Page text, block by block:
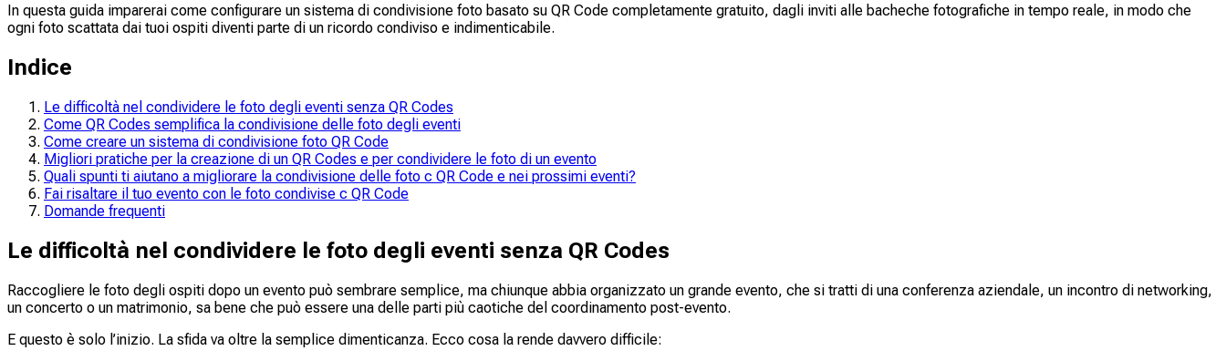
In questa guida imparerai come configurare un sistema di condivisione foto basato su QR Code completamente gratuito, dagli inviti alle bacheche fotografiche in tempo reale, in modo che
ogni foto scattata dai tuoi ospiti diventi parte di un ricordo condiviso e indimenticabile.
Indice
Le difficoltà nel condividere le foto degli eventi senza QR Codes
Come QR Codes semplifica la condivisione delle foto degli eventi
Come creare un sistema di condivisione foto QR Code
Migliori pratiche per la creazione di un QR Codes e per condividere le foto di un evento
Quali spunti ti aiutano a migliorare la condivisione delle foto c QR Code e nei prossimi eventi?
Fai risaltare il tuo evento con le foto condivise c QR Code
Domande frequenti
Le difficoltà nel condividere le foto degli eventi senza QR Codes
Raccogliere le foto degli ospiti dopo un evento può sembrare semplice, ma chiunque abbia organizzato un grande evento, che si tratti di una conferenza aziendale, un incontro di networking,
un concerto o un matrimonio, sa bene che può essere una delle parti più caotiche del coordinamento post-evento.
E questo è solo l’inizio. La sfida va oltre la semplice dimenticanza. Ecco cosa la rende davvero difficile: